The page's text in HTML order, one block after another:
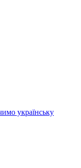
українську